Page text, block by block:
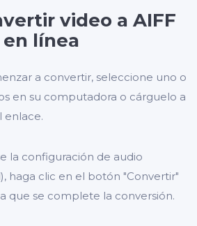
video a AIFF
en línea
a convertir, seleccione uno o
en su computadora o cárguelo a
enlace.
la configuración de audio
haga clic en el botón "Convertir"
que se complete la conversión.